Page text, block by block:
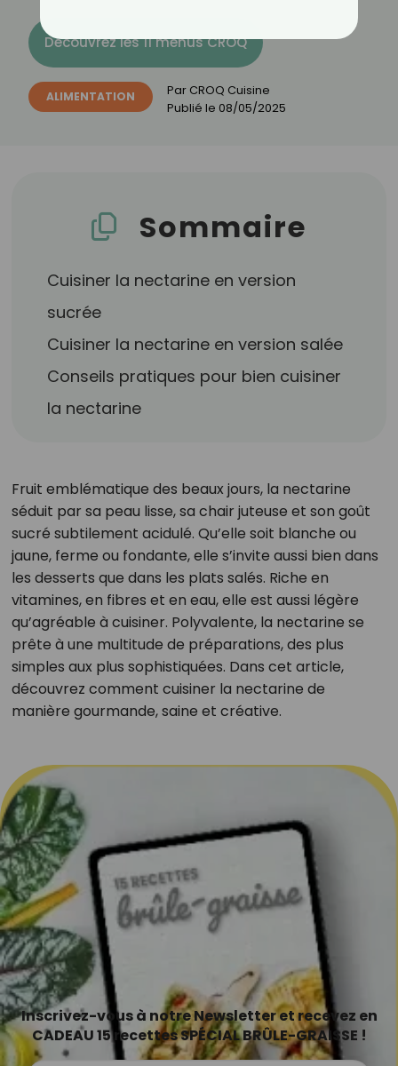
Découvrez les 11 menus CROQ
ALIMENTATION Par CROQ Cuisine
Publié le 08/05/2025
Sommaire
Cuisiner la nectarine en version
sucrée
Cuisiner la nectarine en version salée
Conseils pratiques pour bien cuisiner
la nectarine
Fruit emblématique des beaux jours, la nectarine
séduit par sa peau lisse, sa chair juteuse et son goût
sucré subtilement acidulé. Qu’elle soit blanche ou
jaune, ferme ou fondante, elle s’invite aussi bien dans
les desserts que dans les plats salés. Riche en
vitamines, en fibres et en eau, elle est aussi légère
qu’agréable à cuisiner. Polyvalente, la nectarine se
prête à une multitude de préparations, des plus
simples aux plus sophistiquées. Dans cet article,
découvrez comment cuisiner la nectarine de
manière gourmande, saine et créative.
Inscrivez-vous à notre Newsletter et recevez en
CADEAU 15 recettes SPÉCIAL BRÛLE-GRAISSE !